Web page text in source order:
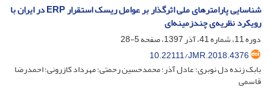
شناسایی پارامترهای ملی اثرگذار بر عوامل ریسک‌ استقرار ERP در ایران با
رویکرد نظریه‌ی چندزمینه‌ای
دوره 11، شماره 41، آذر 1397، صفحه
5-28
10.22111/JMR.2018.4376
بابک زنده دل نوبری؛ عادل آذر؛ محمدحسین رحمتی؛ مهرداد کازرونی؛ احمدرضا
قاسمی